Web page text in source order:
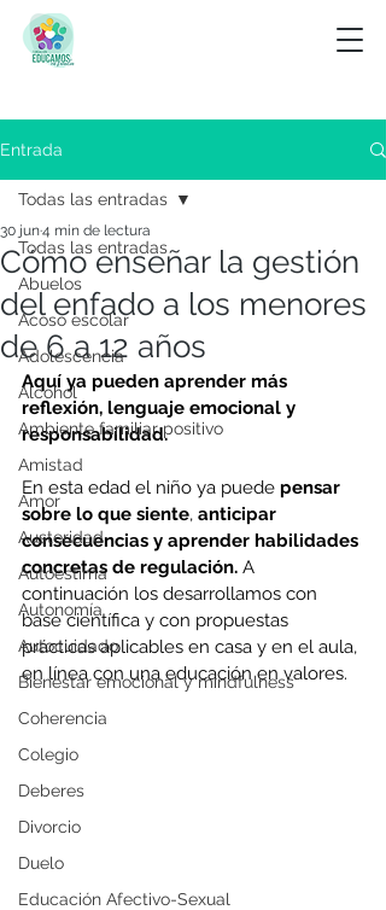
Entrada
Todas las entradas
Abuelos
Acoso escolar
Adolescencia
Alcohol
Ambiente familiar positivo
Amistad
Amor
Austeridad
Autoestima
Autonomía
Autocuidado
Bienestar emocional y mindfulness
Coherencia
Colegio
Deberes
Divorcio
Duelo
Educación Afectivo-Sexual
Todas las entradas
Cómo enseñar la gestión
del enfado a los menores
de 6 a 12 años
30 jun4 min de lectura
Aquí ya pueden aprender más
reflexión, lenguaje emocional y
responsabilidad.
En esta edad el niño ya puede pensar
sobre lo que siente, anticipar
consecuencias y aprender habilidades
concretas de regulación. A
continuación los desarrollamos con
base científica y con propuestas
prácticas aplicables en casa y en el aula,
en línea con una educación en valores.